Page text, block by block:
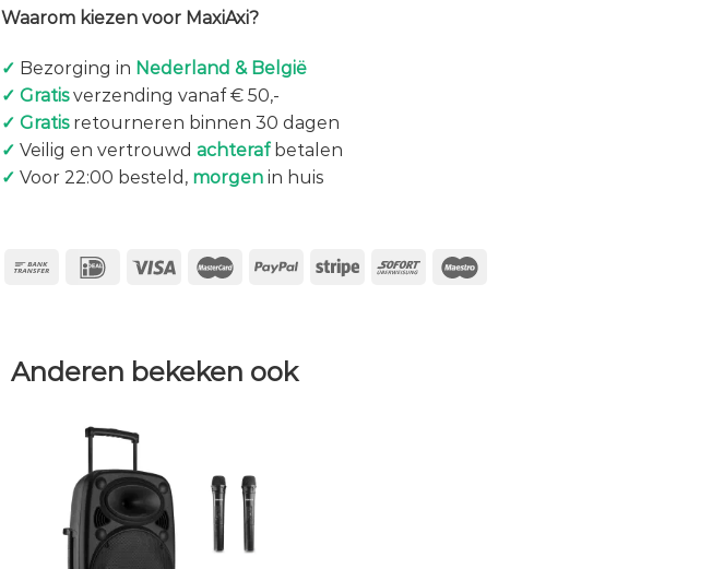
Waarom kiezen voor MaxiAxi?
✓ Bezorging in Nederland & België
✓ Gratisverzending vanaf € 50,-
✓ Gratisretourneren binnen 30 dagen
✓ Veilig en vertrouwd achterafbetalen
✓ Voor 22:00 besteld, morgenin huis
Anderen bekeken ook